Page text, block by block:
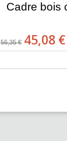
Cadre bois
56,35 € 45,08 €